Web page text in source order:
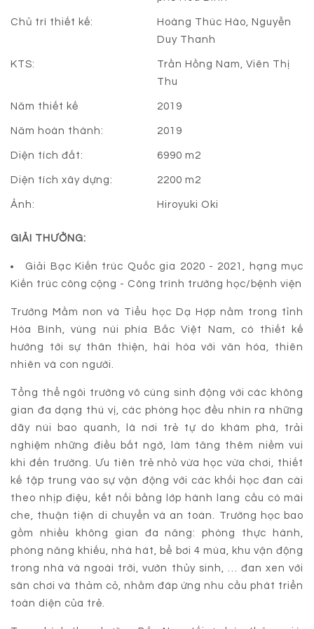
Chủ trì thiết kế:
Hoàng Thúc Hào, Nguyễn
Duy Thanh
KTS:
Trần Hồng Nam, Viên Thị
Thu
Năm thiết kế 2019
Năm hoàn thành: 2019
Diện tích đất: 6990 m2
Diện tích xây dựng: 2200 m2
Ảnh: Hiroyuki Oki
GIẢI THƯỞNG:
Giải Bạc Kiến trúc Quốc gia 2020 - 2021, hạng mục
Kiến trúc công cộng - Công trình trường học/bệnh viện
Trường Mầm non và Tiểu học Dạ Hợp nằm trong tỉnh
Hòa Bình, vùng núi phía Bắc Việt Nam, có thiết kế
hướng tới sự thân thiện, hài hòa với văn hóa, thiên
nhiên và con người.
Tổng thể ngôi trường vô cùng sinh động với các không
gian đa dạng thú vị, các phòng học đều nhìn ra những
dãy núi bao quanh, là nơi trẻ tự do khám phá, trải
nghiệm những điều bất ngờ, làm tăng thêm niềm vui
khi đến trường. Ưu tiên trẻ nhỏ vừa học vừa chơi, thiết
kế tập trung vào sự vận động với các khối học đan cài
theo nhịp điệu, kết nối bằng lớp hành lang cầu có mái
che, thuận tiện di chuyển và an toàn. Trường học bao
gồm nhiều không gian đa năng: phòng thực hành,
phòng năng khiếu, nhà hát, bể bơi 4 mùa, khu vận động
trong nhà và ngoài trời, vườn thủy sinh, … đan xen với
sân chơi và thảm cỏ, nhằm đáp ứng nhu cầu phát triển
toàn diện của trẻ.